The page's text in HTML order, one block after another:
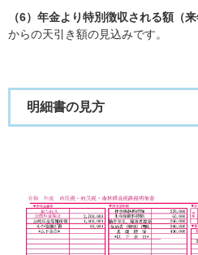
（6）年金より特別徴収される額（来
からの天引き額の見込みです。​
明細書の見方